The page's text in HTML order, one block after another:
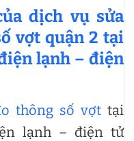
dịch vụ sửa
vợt quận 2 tại
lạnh – điện
thông số vợt tại
lạnh – điện tử